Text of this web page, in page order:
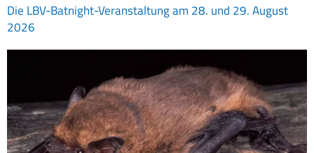
Die LBV-Batnight-Veranstaltung am 28. und 29. August
2026